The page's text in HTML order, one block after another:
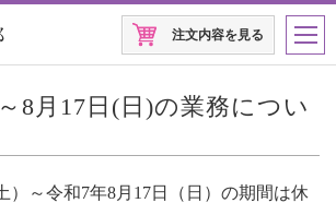
注文内容を見る
8月17日(日)の業務につい
）～令和7年8月17日（日）の期間は休